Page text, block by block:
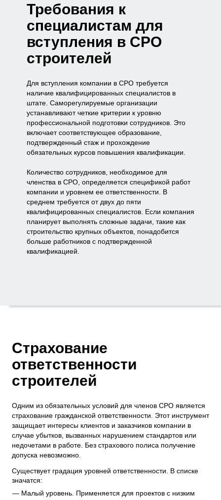
Требования к
специалистам для
вступления в СРО
строителей
Для вступления компании в СРО требуется
наличие квалифицированных специалистов в
штате. Саморегулируемые организации
устанавливают четкие критерии к уровню
профессиональной подготовки сотрудников. Это
включает соответствующее образование,
подтвержденный стаж и прохождение
обязательных курсов повышения квалификации.
Количество сотрудников, необходимое для
членства в СРО, определяется спецификой работ
компании и уровнем ее ответственности. В
среднем требуется от двух до пяти
квалифицированных специалистов. Если компания
планирует выполнять сложные задачи, такие как
строительство крупных объектов, понадобится
больше работников с подтвержденной
квалификацией.
Страхование
ответственности
строителей
Одним из обязательных условий для членов СРО является
страхование гражданской ответственности. Этот инструмент
защищает интересы клиентов и заказчиков компании в
случае убытков, вызванных нарушением стандартов или
недочетами в работе. Без страхового полиса получение
допуска невозможно.
Существует градация уровней ответственности. В списке
значатся:
Малый уровень. Применяется для проектов с низким